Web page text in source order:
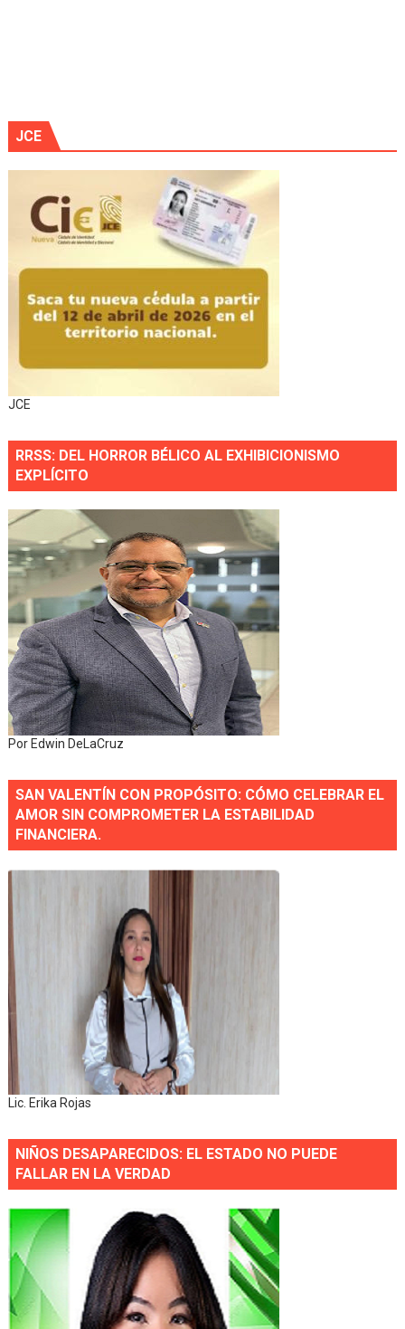
JCE
JCE
RRSS: DEL HORROR BÉLICO AL EXHIBICIONISMO
EXPLÍCITO
Por Edwin DeLaCruz
SAN VALENTÍN CON PROPÓSITO: CÓMO CELEBRAR EL
AMOR SIN COMPROMETER LA ESTABILIDAD
FINANCIERA.
Lic. Erika Rojas
NIÑOS DESAPARECIDOS: EL ESTADO NO PUEDE
FALLAR EN LA VERDAD